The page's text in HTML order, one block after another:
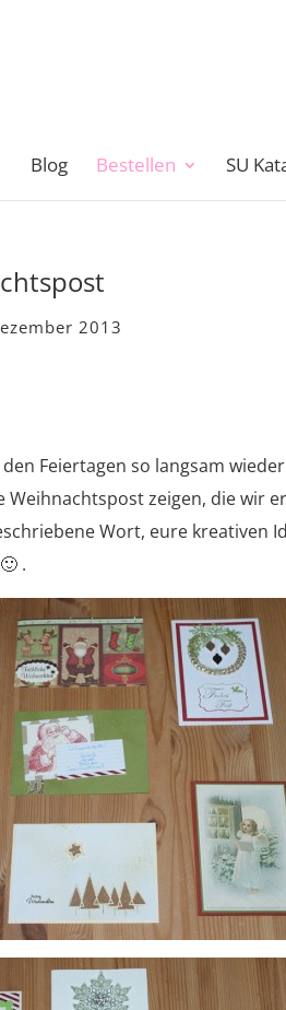
Blog Bestellen SU
2013
Feiertagen so langsam
Weihnachtspost zeigen, die wir
Wort, eure kreativen
.